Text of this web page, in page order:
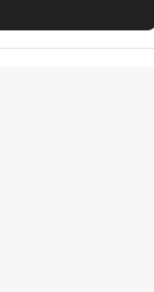
Tráiler en español de 'La isla olvidada'